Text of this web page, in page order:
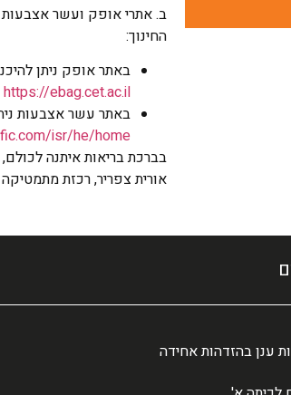
ב. אתרי אופק ועשר
החינוך:
באתר אופק ניתן
https://ebag.cet.ac.il
באתר עשר אצבעות
isr/he/home
בברכת בריאות איתנה לכולם,
אורית צפריר, רכזת מתמטיקה
ענן בהזדהות אחידה